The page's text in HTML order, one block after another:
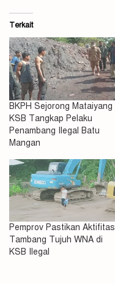
Terkait
BKPH Sejorong Mataiyang
KSB Tangkap Pelaku
Penambang Ilegal Batu
Mangan
Pemprov Pastikan Aktifitas
Tambang Tujuh WNA di
KSB Ilegal